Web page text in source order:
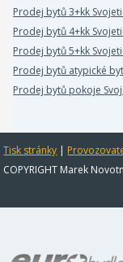
Prodej bytů 3+kk
Prodej bytů 4+kk
Prodej bytů 5+kk
Prodej bytů atypické
Prodej bytů pokoje
Tisk stránky |
COPYRIGHT Marek